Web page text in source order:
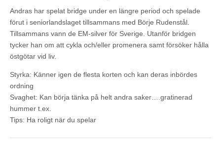
Andras har spelat bridge under en längre period och spelade
förut i seniorlandslaget tillsammans med Börje Rudenstål.
Tillsammans vann de EM-silver för Sverige. Utanför bridgen
tycker han om att cykla och/eller promenera samt försöker hålla
östgötar vid liv.
Styrka: Känner igen de flesta korten och kan deras inbördes
ordning
Svaghet: Kan börja tänka på helt andra saker….gratinerad
hummer t.ex.
Tips: Ha roligt när du spelar